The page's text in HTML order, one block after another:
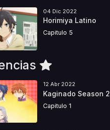
04 Dic 2022
Horimiya Latino
Capitulo 5
12 Abr 2022
Kaginado Season 2
Capitulo 1